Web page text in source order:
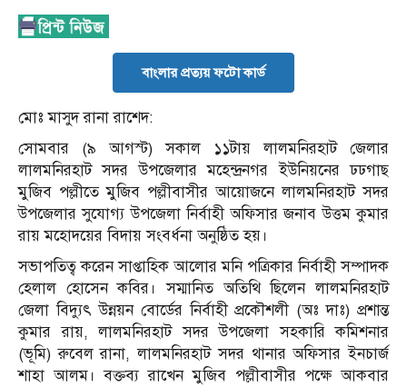
বাংলার প্রত্যয় ফটো কার্ড
মোঃ মাসুদ রানা রাশেদ:
সোমবার (৯ আগস্ট) সকাল ১১টায় লালমনিরহাট জেলার
লালমনিরহাট সদর উপজেলার মহেন্দ্রনগর ইউনিয়নের ঢঢগাছ
মুজিব পল্লীতে মুজিব পল্লীবাসীর আয়োজনে লালমনিরহাট সদর
উপজেলার সুযোগ্য উপজেলা নির্বাহী অফিসার জনাব উত্তম কুমার
রায় মহোদয়ের বিদায় সংবর্ধনা অনুষ্ঠিত হয়।
সভাপতিত্ব করেন সাপ্তাহিক আলোর মনি পত্রিকার নির্বাহী সম্পাদক
হেলাল হোসেন কবির। সম্মানিত অতিথি ছিলেন লালমনিরহাট
জেলা বিদ্যুৎ উন্নয়ন বোর্ডের নির্বাহী প্রকৌশলী (অঃ দাঃ) প্রশান্ত
কুমার রায়, লালমনিরহাট সদর উপজেলা সহকারি কমিশনার
(ভূমি) রুবেল রানা, লালমনিরহাট সদর থানার অফিসার ইনচার্জ
শাহা আলম। বক্তব্য রাখেন মুজিব পল্লীবাসীর পক্ষে আকবার